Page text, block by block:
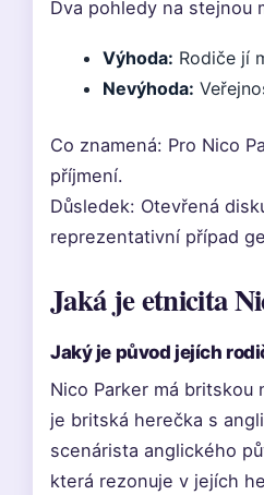
Dva pohledy na stejnou
Výhoda: Rodiče jí
Nevýhoda:
Co znamená: Pro Nico
příjmení.
Důsledek: Otevřená
reprezentativní případ
Jaká je etnicita
Jaký je původ jejích
Nico Parker má
je britská herečka s
scenárista anglického
která rezonuje v jejích